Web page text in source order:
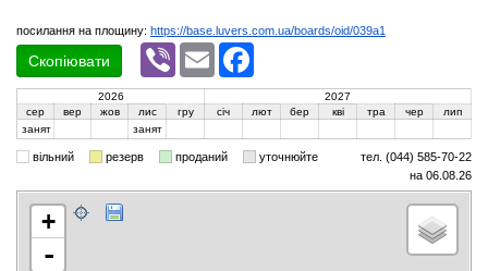
посилання на площину: https://base.luvers.com.ua/boards/oid/039a1
Скопіювати
Viber Email
2026
2027
сер
вер жов лис гру січ лют бер кві тра чер
лип
занят
занят
вільний резерв проданий уточнюйте
тел. (044) 585-70-22
на 06.08.26
+
-